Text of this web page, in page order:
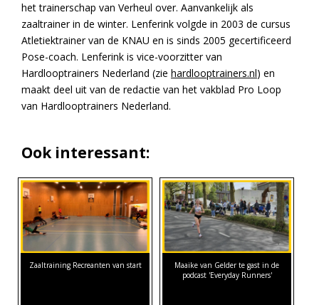
het trainerschap van Verheul over. Aanvankelijk als
zaaltrainer in de winter. Lenferink volgde in 2003 de cursus
Atletiektrainer van de KNAU en is sinds 2005 gecertificeerd
Pose-coach. Lenferink is vice-voorzitter van
Hardlooptrainers Nederland (zie hardlooptrainers.nl) en
maakt deel uit van de redactie van het vakblad Pro Loop
van Hardlooptrainers Nederland.
Ook interessant:
Zaaltraining Recreanten van start
Maaike van Gelder te gast in de
podcast 'Everyday Runners'